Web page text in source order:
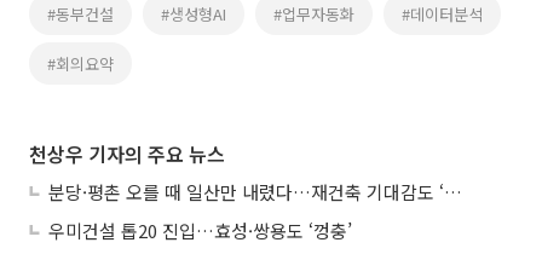
#동부건설 #생성형AI #업무자동화 #데이터분석
#회의요약
천상우 기자의 주요 뉴스
분당·평촌 오를 때 일산만 내렸다…재건축 기대감도 ‘무색’
우미건설 톱20 진입…효성·쌍용도 ‘껑충’